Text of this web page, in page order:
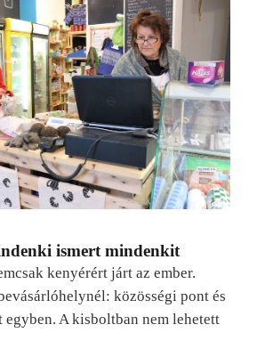
ismert mindenkit
kenyérért járt az ember.
közösségi pont és
A kisboltban nem lehetett